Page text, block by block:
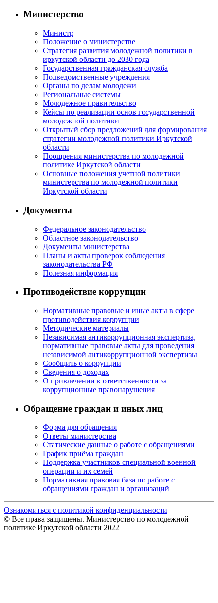
Министерство
Министр
Положение о министерстве
Стратегия развития молодежной политики в
иркутской области до 2030 года
Государственная гражданская служба
Подведомственные учреждения
Органы по делам молодежи
Региональные системы
Молодежное правительство
Кейсы по реализации основ государственной
молодежной политики
Открытый сбор предложений для формирования
стратегии молодежной политики Иркутской
области
Поощрения министерства по молодежной
политике Иркутской области
Основные положения учетной политики
министерства по молодежной политики
Иркутской области
Документы
Федеральное законодательство
Областное законодательство
Документы министерства
Планы и акты проверок соблюдения
законодательства РФ
Полезная информация
Противодействие коррупции
Нормативные правовые и иные акты в сфере
противодействия коррупции
Методические материалы
Независимая антикоррупционная экспертиза,
нормативные правовые акты для проведения
независимой антикоррупционной экспертизы
Сообщить о коррупции
Сведения о доходах
О привлечении к ответственности за
коррупционные правонарушения
Обращение граждан и иных лиц
Форма для обращения
Ответы министерства
Статические данные о работе с обращениями
График приёма граждан
Поддержка участников специальной военной
операции и их семей
Нормативная правовая база по работе с
обращениями граждан и организаций
Ознакомиться с политикой конфиденциальности
© Все права защищены. Министерство по молодежной
политике Иркутской области 2022